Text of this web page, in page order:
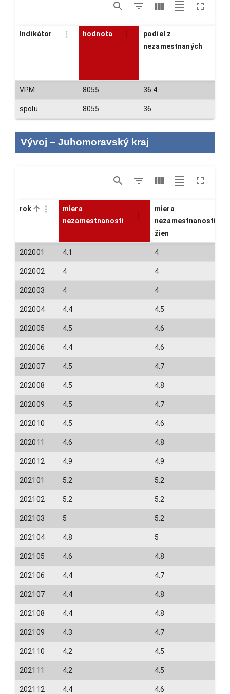
Indikátor hodnota
podiel z
nezamestnaných
VPM 8055 36.4
spolu 8055 36
Vývoj – Juhomoravský kraj
rok
miera
nezamestnanosti
miera
nezamestnanosti
žien
202001 4.1 4
202002 4 4
202003 4 4
202004 4.4 4.5
202005 4.5 4.6
202006 4.4 4.6
202007 4.5 4.7
202008 4.5 4.8
202009 4.5 4.7
202010 4.5 4.6
202011 4.6 4.8
202012 4.9 4.9
202101 5.2 5.2
202102 5.2 5.2
202103 5 5.2
202104 4.8 5
202105 4.6 4.8
202106 4.4 4.7
202107 4.4 4.8
202108 4.4 4.8
202109 4.3 4.7
202110 4.2 4.5
202111 4.2 4.5
202112 4.4 4.6